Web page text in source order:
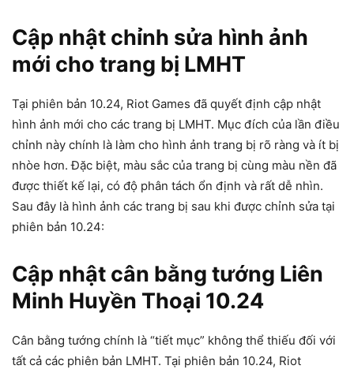
Cập nhật chỉnh sửa hình ảnh
mới cho trang bị LMHT
Tại phiên bản 10.24, Riot Games đã quyết định cập nhật
hình ảnh mới cho các trang bị LMHT. Mục đích của lần điều
chỉnh này chính là làm cho hình ảnh trang bị rõ ràng và ít bị
nhòe hơn. Đặc biệt, màu sắc của trang bị cùng màu nền đã
được thiết kế lại, có độ phân tách ổn định và rất dễ nhìn.
Sau đây là hình ảnh các trang bị sau khi được chỉnh sửa tại
phiên bản 10.24:
Cập nhật cân bằng tướng Liên
Minh Huyền Thoại 10.24
Cân bằng tướng chính là “tiết mục” không thể thiếu đối với
tất cả các phiên bản LMHT. Tại phiên bản 10.24, Riot